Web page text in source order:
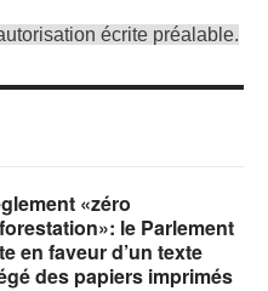
écrite préalable.
«zéro
le Parlement
en faveur d’un texte
des papiers imprimés